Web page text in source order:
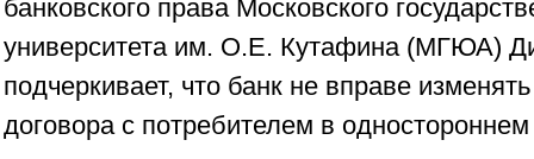
банковского права Московского
университета им. О.Е. Кутафина (МГЮА)
подчеркивает, что банк не вправе
договора с потребителем в